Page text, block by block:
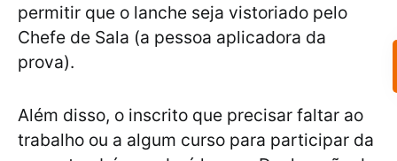
permitir que o lanche seja vistoriado pelo
Chefe de Sala (a pessoa aplicadora da
prova).
Além disso, o inscrito que precisar faltar ao
trabalho ou a algum curso para participar da